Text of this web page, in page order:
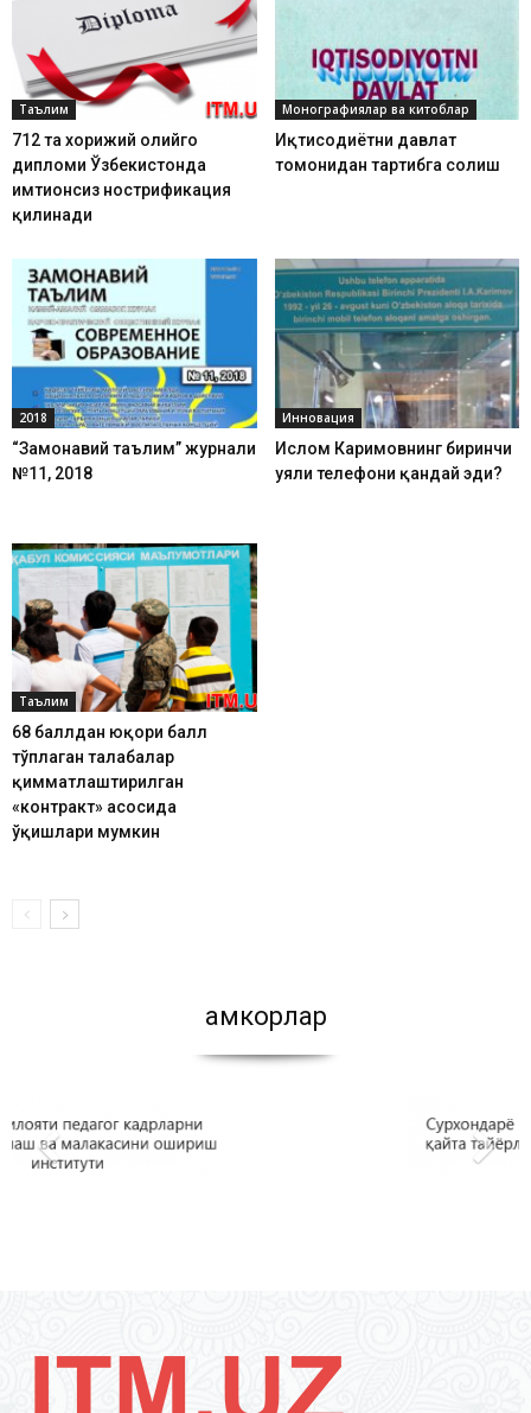
Таълим
712 та хорижий олийгоҳ
дипломи Ўзбекистонда
имтиҳонсиз нострификация
қилинади
Монографиялар ва китоблар
Иқтисодиётни давлат
томонидан тартибга солиш
2018
“Замонавий таълим” журнали
№11, 2018
Инновация
Ислом Каримовнинг биринчи
уяли телефони қандай эди?
Таълим
68 баллдан юқори балл
тўплаган талабалар
қимматлаштирилган
«контракт» асосида
ўқишлари мумкин
Ҳамкорлар